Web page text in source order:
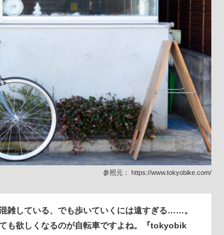
参照元： https://www.tokyobike.com/
雑している、でも歩いていくには遠すぎる……。
も欲しくなるのが自転車ですよね。『tokyobik